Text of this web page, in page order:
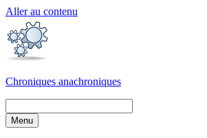
Aller au contenu
Chroniques anachroniques
Menu